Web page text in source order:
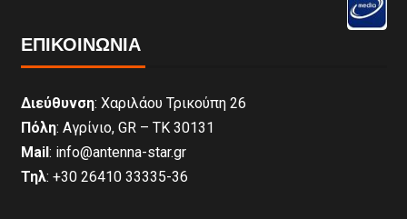
ΕΠΙΚΟΙΝΩΝΊΑ
Διεύθυνση: Χαριλάου Τρικούπη 26
Πόλη: Αγρίνιο, GR – ΤΚ 30131
Mail: info@antenna-star.gr
Τηλ: +30 26410 33335-36